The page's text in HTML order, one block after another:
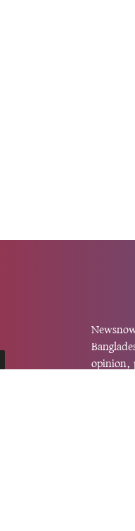
opinion,